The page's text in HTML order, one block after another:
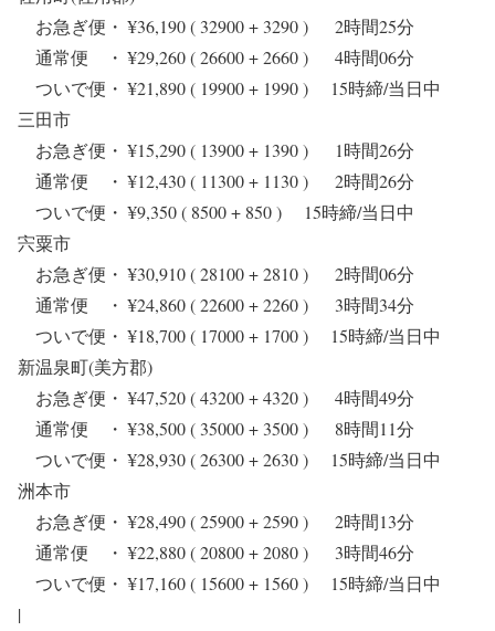
お急ぎ便・ ¥36,190 ( 32900 + 3290 ) 2時間25分
通常便 ・ ¥29,260 ( 26600 + 2660 ) 4時間06分
ついで便・ ¥21,890 ( 19900 + 1990 ) 15時締/当日中
三田市
お急ぎ便・ ¥15,290 ( 13900 + 1390 ) 1時間26分
通常便 ・ ¥12,430 ( 11300 + 1130 ) 2時間26分
ついで便・ ¥9,350 ( 8500 + 850 ) 15時締/当日中
宍粟市
お急ぎ便・ ¥30,910 ( 28100 + 2810 ) 2時間06分
通常便 ・ ¥24,860 ( 22600 + 2260 ) 3時間34分
ついで便・ ¥18,700 ( 17000 + 1700 ) 15時締/当日中
新温泉町(美方郡)
お急ぎ便・ ¥47,520 ( 43200 + 4320 ) 4時間49分
通常便 ・ ¥38,500 ( 35000 + 3500 ) 8時間11分
ついで便・ ¥28,930 ( 26300 + 2630 ) 15時締/当日中
洲本市
お急ぎ便・ ¥28,490 ( 25900 + 2590 ) 2時間13分
通常便 ・ ¥22,880 ( 20800 + 2080 ) 3時間46分
ついで便・ ¥17,160 ( 15600 + 1560 ) 15時締/当日中
|